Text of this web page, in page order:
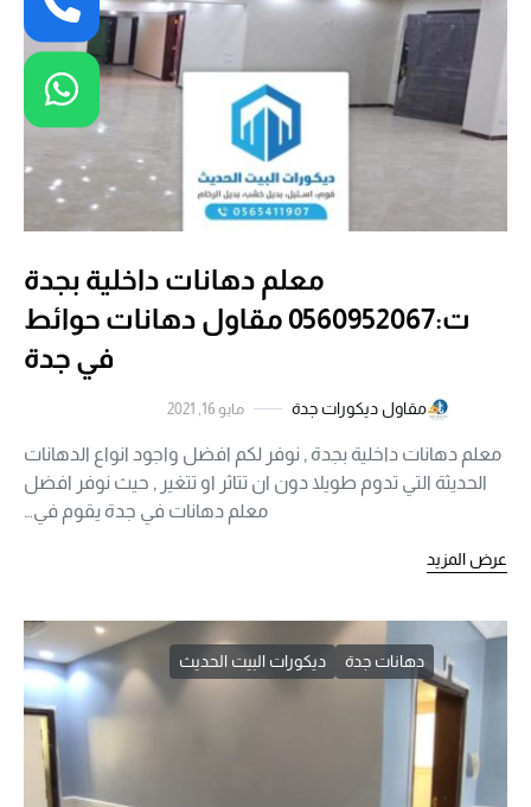
معلم دهانات داخلية بجدة
ت:0560952067 مقاول دهانات حوائط
في جدة
مقاول ديكورات جدة مايو 16, 2021
معلم دهانات داخلية بجدة , نوفر لكم افضل واجود انواع الدهانات
الحديثة التي تدوم طويلا دون ان تتاثر او تتغير , حيث نوفر افضل
معلم دهانات في جدة يقوم في…
عرض المزيد
دهانات جدة ديكورات البيت الحديث